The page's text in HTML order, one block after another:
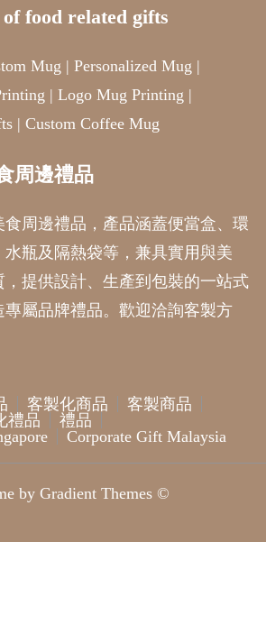
food related gifts
Mug | Personalized Mug |
| Logo Mug Printing |
| Custom Coffee Mug
周邊禮品
周邊禮品，產品涵蓋便當盒、環
瓶及隔熱袋等，兼具實用與美
，提供設計、生產到包裝的一站式
專屬品牌禮品。歡迎洽詢客製方
客製化商品
客製商品
禮品
禮品
Corporate Gift Malaysia
by Gradient Themes ©